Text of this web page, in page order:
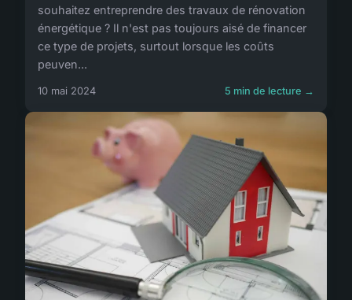
souhaitez entreprendre des travaux de rénovation
énergétique ? Il n'est pas toujours aisé de financer
ce type de projets, surtout lorsque les coûts
peuven...
10 mai 2024 5 min de lecture →